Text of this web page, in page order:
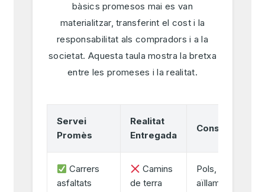
bàsics promesos mai es van
materialitzar, transferint el cost i la
responsabilitat als compradors i a la
societat. Aquesta taula mostra la bretxa
entre les promeses i la realitat.
Servei
Promès
Realitat
Entregada
Conseqüència
Carrers
asfaltats
Camins
de terra
Pols, fang i
aïllament